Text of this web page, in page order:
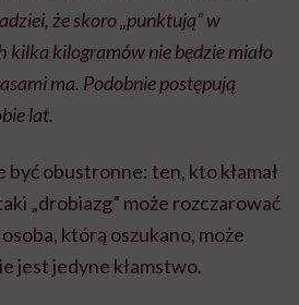
że skoro „punktują” w
kilka kilogramów nie będzie miało
ma. Podobnie postępują
lat.
być obustronne: ten, kto kłamał
„drobiazg” może rozczarować
którą oszukano, może
jest jedyne kłamstwo.